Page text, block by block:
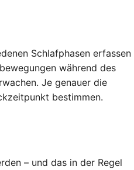
Schlafphasen erfassen
während des
Je genauer die
bestimmen.
– und das in der Regel